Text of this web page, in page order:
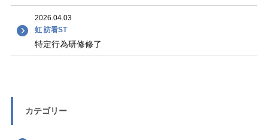
2026.04.03
虹 訪看ST
特定行為研修修了
カテゴリー